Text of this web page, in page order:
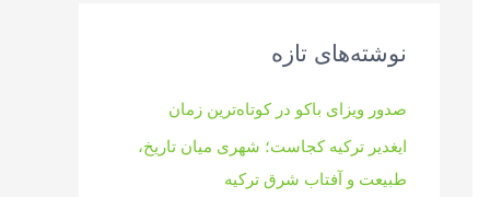
ی
نوشته‌های تازه
صدور ویزای باکو در کوتاه‌ترین زمان
ایغدیر ترکیه کجاست؛ شهری میان تاریخ،
طبیعت و آفتاب شرق ترکیه